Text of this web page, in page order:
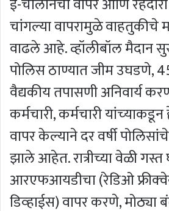
ई-चालानचा वापर आणि
चांगल्या वापरामुळे
वाढले आहे. व्हॉलीबॉल
पोलिस ठाण्यात जीम उघडणे, 45
वैद्यकीय तपासणी अनिवार्य
कर्मचारी, कर्मचारी
वापर केल्याने दर वर्षी
झाले आहेत. रात्रीच्या वेळी
आरएफआयडीचा (रेडिओ
डिव्‍हाईस) वापर करणे, मोठ्या